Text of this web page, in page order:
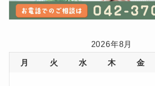
2026年8月
月 火 水 木 金